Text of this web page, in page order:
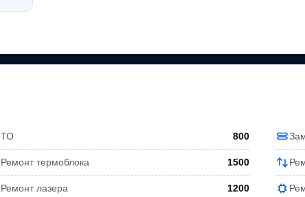
ТО 800
Ремонт термоблока 1500
Ремонт лазера 1200